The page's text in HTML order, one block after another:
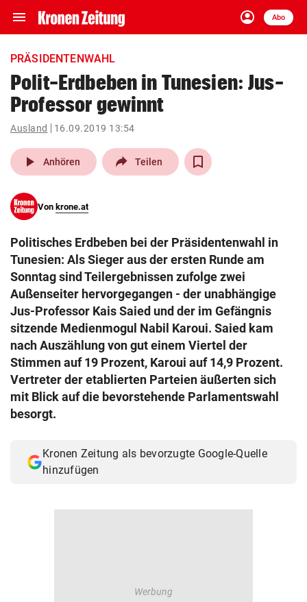
menu Navigation
ein-/ausklappen
account_circle
Anmelden
Abo
close Schließen
account_circle Anmelden
pin_drop
Wien arrow_right
search
eingeben
Muthgasse 2, 1190 Wien
PRÄSIDENTENWAHL
Polit-Erdbeben in Tunesien: Jus-
Professor gewinnt
Ausland 16.09.2019 13:54
play_arrow Anhören Teilen
Von krone.at
Politisches Erdbeben bei der Präsidentenwahl in
Tunesien: Als Sieger aus der ersten Runde am
Sonntag sind Teilergebnissen zufolge zwei
Außenseiter hervorgegangen - der unabhängige
Jus-Professor Kais Saied und der im Gefängnis
sitzende Medienmogul Nabil Karoui. Saied kam
nach Auszählung von gut einem Viertel der
Stimmen auf 19 Prozent, Karoui auf 14,9 Prozent.
Vertreter der etablierten Parteien äußerten sich
mit Blick auf die bevorstehende Parlamentswahl
besorgt.
Kronen Zeitung als bevorzugte Google-Quelle
hinzufügen